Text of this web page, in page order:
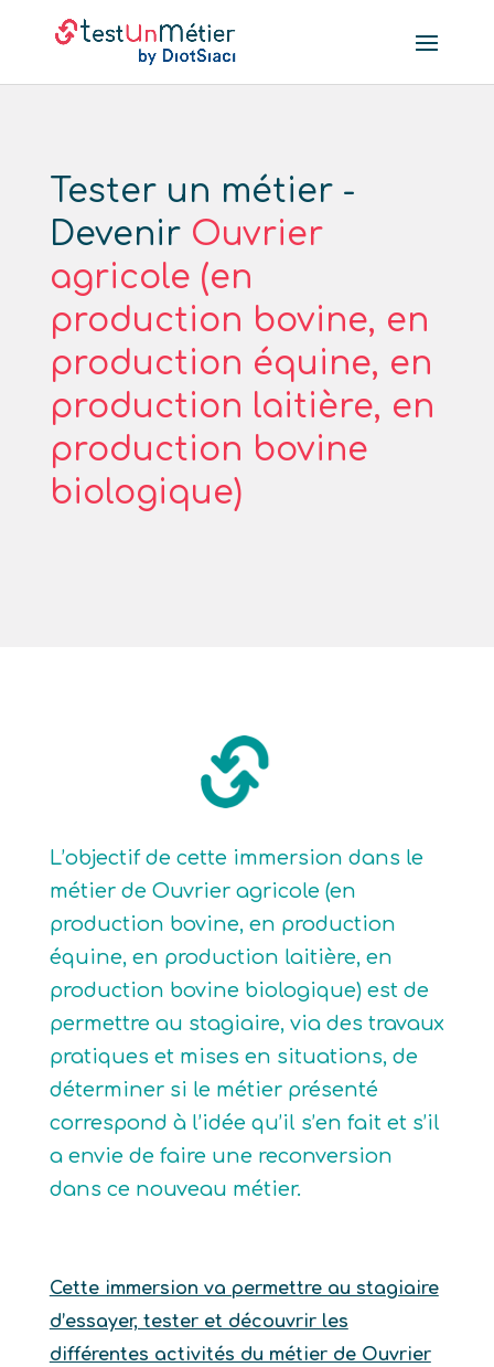
Tester un métier -
Devenir Ouvrier
agricole (en
production bovine, en
production équine, en
production laitière, en
production bovine
biologique)
L’objectif de cette immersion dans le
métier de Ouvrier agricole (en
production bovine, en production
équine, en production laitière, en
production bovine biologique) est de
permettre au stagiaire, via des travaux
pratiques et mises en situations, de
déterminer si le métier présenté
correspond à l’idée qu’il s’en fait et s’il
a envie de faire une reconversion
dans ce nouveau métier.
Cette immersion va permettre au stagiaire
d’essayer, tester et découvrir les
différentes activités du métier de Ouvrier